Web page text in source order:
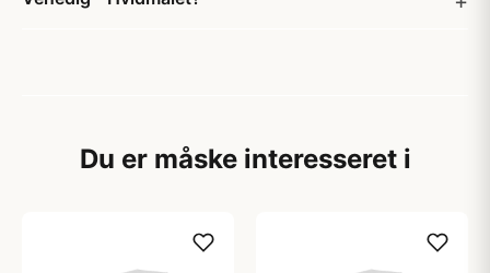
Du er måske interesseret i